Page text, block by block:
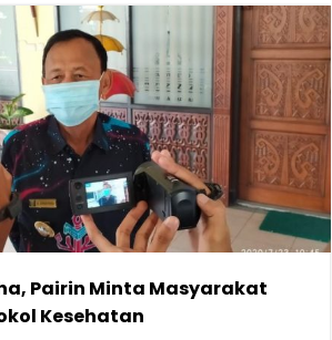
Pairin Minta Masyarakat
Kesehatan